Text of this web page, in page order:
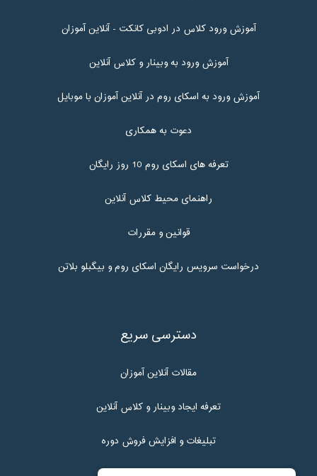
آموزش ورود کلاس در ادوبی کانکت - آنلاین آموزان
آموزش ورود به وبینار و کلاس آنلاین
آموزش ورود به اسکای روم در آنلاین آموزان با موبایل
دعوت به همکاری
تعرفه های اسکای روم 10 روز رایگان
راهنمای محیط کلاس آنلاین
قوانین و مقررات
درخواست سرویس رایگان اسکای روم و بیگبلو بلاتن
دسترسی سریع
مقالات آنلاین آموزان
تعرفه ایجاد وبینار و کلاس آنلاین
تبلیغات و افزایش فروش دوره